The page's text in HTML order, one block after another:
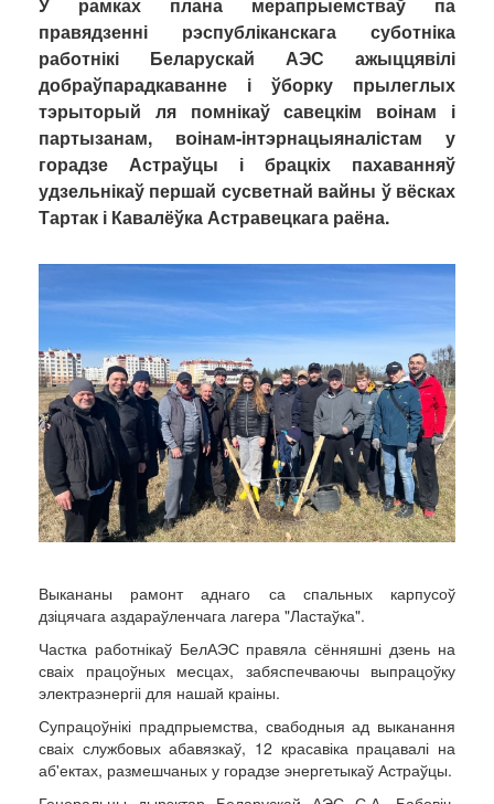
правядзенні рэспубліканскага суботніка
работнікі Беларускай АЭС ажыццявілі
добраўпарадкаванне і ўборку прылеглых
тэрыторый ля помнікаў савецкім воінам і
партызанам, воінам-інтэрнацыяналістам у
горадзе Астраўцы і брацкіх пахаванняў
удзельнікаў першай сусветнай вайны ў вёсках
Тартак і Кавалёўка Астравецкага раёна.
Выкананы рамонт аднаго са спальных карпусоў
дзіцячага аздараўленчага лагера "Ластаўка".
Частка работнікаў БелАЭС правяла сённяшні дзень на
сваіх працоўных месцах, забяспечваючы выпрацоўку
электраэнергіі для нашай краіны.
Супрацоўнікі прадпрыемства, свабодныя ад выканання
сваіх службовых абавязкаў, 12 красавіка працавалі на
аб'ектах, размешчаных у горадзе энергетыкаў Астраўцы.